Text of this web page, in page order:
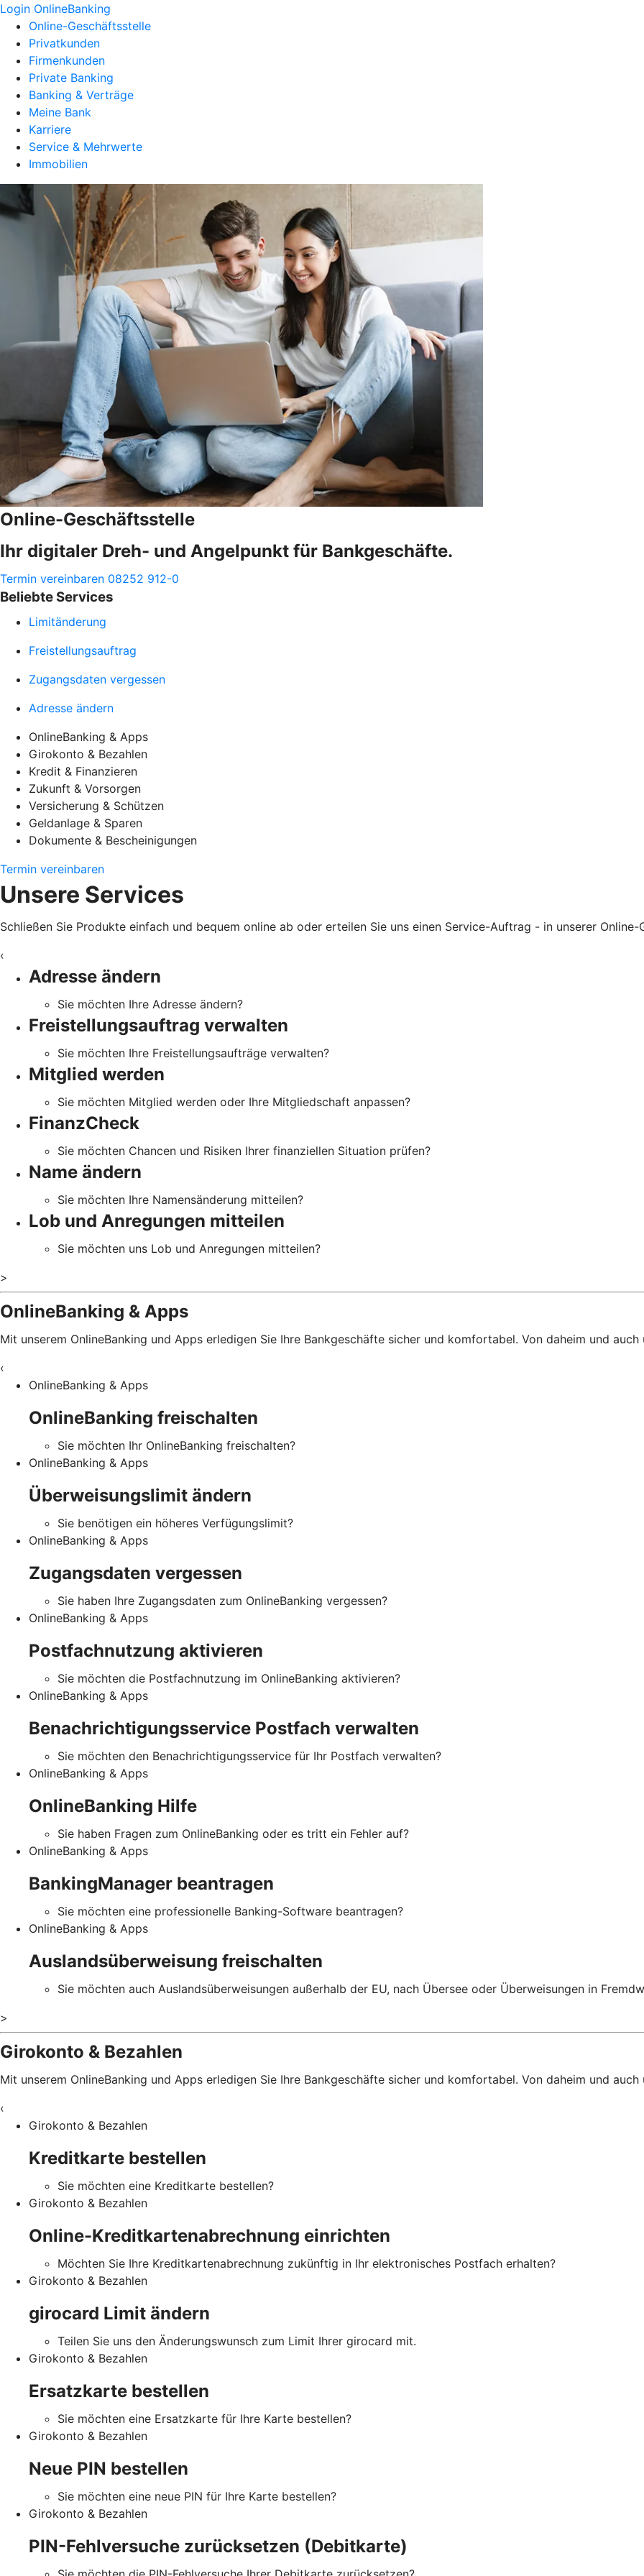
Login OnlineBanking
Online-Geschäftsstelle
Privatkunden
Firmenkunden
Private Banking
Banking & Verträge
Meine Bank
Karriere
Service & Mehrwerte
Immobilien
Online-Geschäftsstelle
Ihr digitaler Dreh- und Angelpunkt für Bankgeschäfte.
Termin vereinbaren 08252 912-0
Beliebte Services
Limitänderung
Freistellungsauftrag
Zugangsdaten vergessen
Adresse ändern
OnlineBanking & Apps
Girokonto & Bezahlen
Kredit & Finanzieren
Zukunft & Vorsorgen
Versicherung & Schützen
Geldanlage & Sparen
Dokumente & Bescheinigungen
Termin vereinbaren
Unsere Services
Schließen Sie Produkte einfach und bequem online ab oder erteilen Sie uns einen Service-Auftrag - in unserer Online-
‹
Adresse ändern
Sie möchten Ihre Adresse ändern?
Freistellungsauftrag verwalten
Sie möchten Ihre Freistellungsaufträge verwalten?
Mitglied werden
Sie möchten Mitglied werden oder Ihre Mitgliedschaft anpassen?
FinanzCheck
Sie möchten Chancen und Risiken Ihrer finanziellen Situation prüfen?
Name ändern
Sie möchten Ihre Namensänderung mitteilen?
Lob und Anregungen mitteilen
Sie möchten uns Lob und Anregungen mitteilen?
>
OnlineBanking & Apps
Mit unserem OnlineBanking und Apps erledigen Sie Ihre Bankgeschäfte sicher und komfortabel. Von daheim und auch
‹
OnlineBanking & Apps
OnlineBanking freischalten
Sie möchten Ihr OnlineBanking freischalten?
OnlineBanking & Apps
Überweisungslimit ändern
Sie benötigen ein höheres Verfügungslimit?
OnlineBanking & Apps
Zugangsdaten vergessen
Sie haben Ihre Zugangsdaten zum OnlineBanking vergessen?
OnlineBanking & Apps
Postfachnutzung aktivieren
Sie möchten die Postfachnutzung im OnlineBanking aktivieren?
OnlineBanking & Apps
Benachrichtigungsservice Postfach verwalten
Sie möchten den Benachrichtigungsservice für Ihr Postfach verwalten?
OnlineBanking & Apps
OnlineBanking Hilfe
Sie haben Fragen zum OnlineBanking oder es tritt ein Fehler auf?
OnlineBanking & Apps
BankingManager beantragen
Sie möchten eine professionelle Banking-Software beantragen?
OnlineBanking & Apps
Auslandsüberweisung freischalten
Sie möchten auch Auslandsüberweisungen außerhalb der EU, nach Übersee oder Überweisungen in
>
Girokonto & Bezahlen
Mit unserem OnlineBanking und Apps erledigen Sie Ihre Bankgeschäfte sicher und komfortabel. Von daheim und auch
‹
Girokonto & Bezahlen
Kreditkarte bestellen
Sie möchten eine Kreditkarte bestellen?
Girokonto & Bezahlen
Online-Kreditkartenabrechnung einrichten
Möchten Sie Ihre Kreditkartenabrechnung zukünftig in Ihr elektronisches Postfach erhalten?
Girokonto & Bezahlen
girocard Limit ändern
Teilen Sie uns den Änderungswunsch zum Limit Ihrer girocard mit.
Girokonto & Bezahlen
Ersatzkarte bestellen
Sie möchten eine Ersatzkarte für Ihre Karte bestellen?
Girokonto & Bezahlen
Neue PIN bestellen
Sie möchten eine neue PIN für Ihre Karte bestellen?
Girokonto & Bezahlen
PIN-Fehlversuche zurücksetzen (Debitkarte)